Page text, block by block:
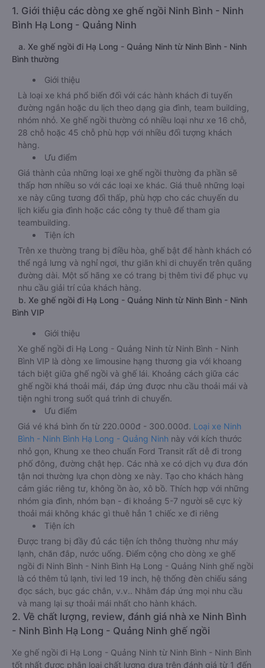
1. Giới thiệu các dòng xe ghế ngồi Ninh Bình - Ninh
Bình Hạ Long - Quảng Ninh
a. Xe ghế ngồi đi Hạ Long - Quảng Ninh từ Ninh Bình - Ninh
Bình thường
Giới thiệu
Là loại xe khá phổ biến đối với các hành khách đi tuyến
đường ngắn hoặc du lịch theo dạng gia đình, team building,
nhóm nhỏ. Xe ghế ngồi thường có nhiều loại như xe 16 chỗ,
28 chỗ hoặc 45 chỗ phù hợp với nhiều đối tượng khách
hàng.
Ưu điểm
Giá thành của những loại xe ghế ngồi thường đa phần sẽ
thấp hơn nhiều so với các loại xe khác. Giá thuê những loại
xe này cũng tương đối thấp, phù hợp cho các chuyến du
lịch kiểu gia đình hoặc các công ty thuê để tham gia
teambuilding.
Tiện ích
Trên xe thường trang bị điều hòa, ghế bật để hành khách có
thể ngả lưng và nghỉ ngơi, thư giãn khi di chuyển trên quãng
đường dài. Một số hãng xe có trang bị thêm tivi để phục vụ
nhu cầu giải trí của khách hàng.
b. Xe ghế ngồi đi Hạ Long - Quảng Ninh từ Ninh Bình - Ninh
Bình VIP
Giới thiệu
Xe ghế ngồi đi Hạ Long - Quảng Ninh từ Ninh Bình - Ninh
Bình VIP là dòng xe limousine hạng thương gia với khoang
tách biệt giữa ghế ngồi và ghế lái. Khoảng cách giữa các
ghế ngồi khá thoải mái, đáp ứng được nhu cầu thoải mái và
tiện nghi trong suốt quá trình di chuyển.
Ưu điểm
Giá vé khá bình ổn từ 220.000đ - 300.000đ. Loại xe Ninh
Bình - Ninh Bình Hạ Long - Quảng Ninh này với kích thước
nhỏ gọn, Khung xe theo chuẩn Ford Transit rất dễ đi trong
phố đông, đường chật hẹp. Các nhà xe có dịch vụ đưa đón
tận nơi thường lựa chọn dòng xe này. Tạo cho khách hàng
cảm giác riêng tư, không ồn ào, xô bồ. Thích hợp với những
nhóm gia đình, nhóm bạn - đi khoảng 5-7 người sẽ cực kỳ
thoải mái không khác gì thuê hẳn 1 chiếc xe đi riêng
Tiện ích
Được trang bị đầy đủ các tiện ích thông thường như máy
lạnh, chăn đắp, nước uống. Điểm cộng cho dòng xe ghế
ngồi đi Ninh Bình - Ninh Bình Hạ Long - Quảng Ninh ghế ngồi
là có thêm tủ lạnh, tivi led 19 inch, hệ thống đèn chiếu sáng
đọc sách, bục gác chân, v.v.. Nhằm đáp ứng mọi nhu cầu
và mang lại sự thoải mái nhất cho hành khách.
2. Về chất lượng, review, đánh giá nhà xe Ninh Bình
- Ninh Bình Hạ Long - Quảng Ninh ghế ngồi
Xe ghế ngồi đi Hạ Long - Quảng Ninh từ Ninh Bình - Ninh Bình
tốt nhất được phân loại chất lượng dựa trên đánh giá từ 1 đến